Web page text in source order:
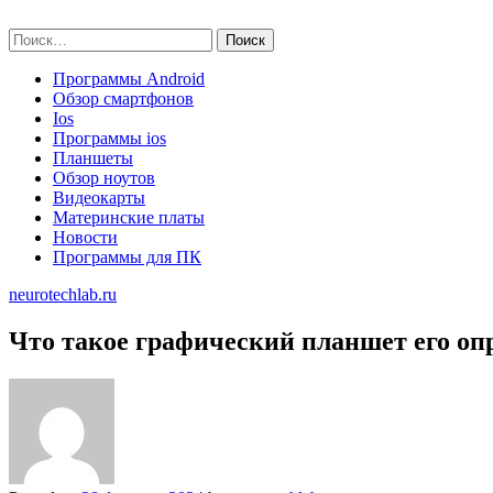
to
content
Найти:
Программы Android
Обзор смартфонов
Ios
Программы ios
Планшеты
Обзор ноутов
Видеокарты
Материнские платы
Новости
Программы для ПК
neurotechlab.ru
Что такое графический планшет его